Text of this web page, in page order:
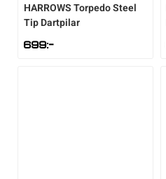
HARROWSTorpedo Steel
Tip Dartpilar
699:-